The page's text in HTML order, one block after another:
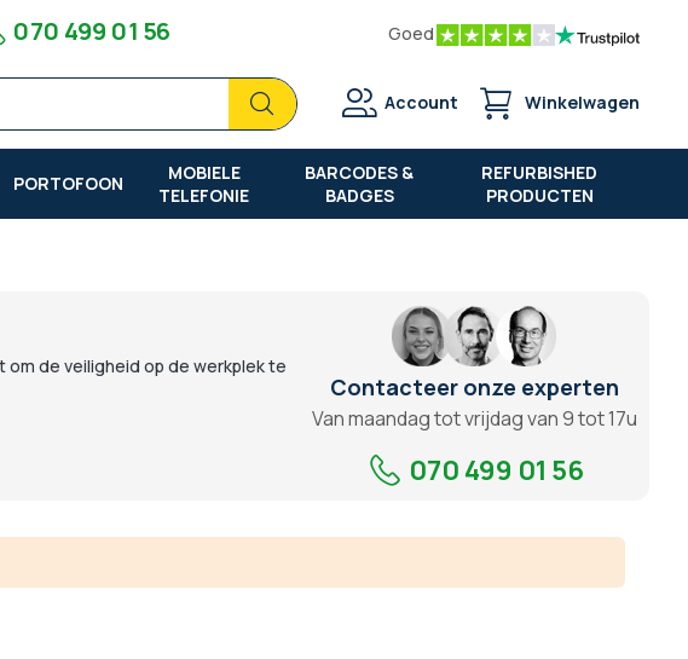
070 499 01 56 Goed
Zoek
Zoek
Account Winkelwagen
PORTOFOON
MOBIELE
TELEFONIE
BARCODES &
BADGES
REFURBISHED
PRODUCTEN
de veiligheid op de werkplek te
Contacteer onze experten
Van maandag tot vrijdag van 9 tot 17u
070 499 01 56